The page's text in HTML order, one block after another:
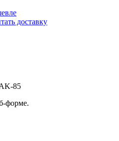
доставку
85
форме.